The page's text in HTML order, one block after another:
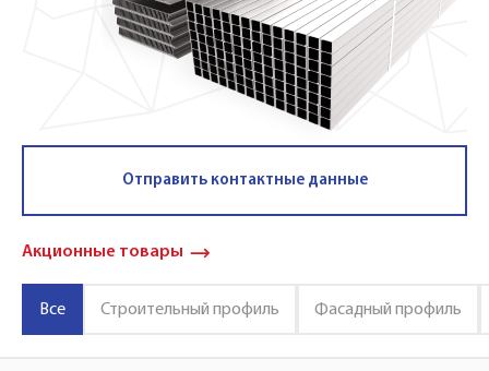
Отправить контактные данные
Акционные товары
Все Строительный профиль Фасадный профиль